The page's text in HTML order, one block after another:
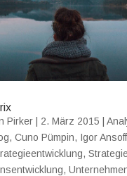
Pirker| 2. März 2015
, Cuno Pümpin, Igor Ansoff
,
,